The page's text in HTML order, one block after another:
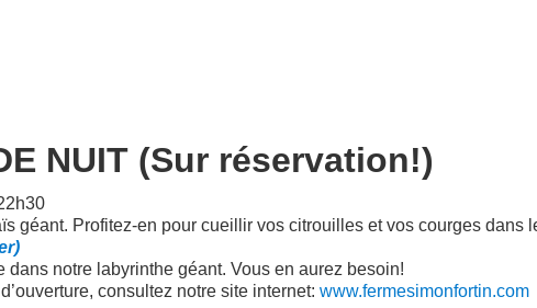
NUIT (Sur réservation!)
géant. Profitez-en pour cueillir vos citrouilles et vos courges dans
notre labyrinthe géant. Vous en aurez besoin!
consultez notre site internet: www.fermesimonfortin.com